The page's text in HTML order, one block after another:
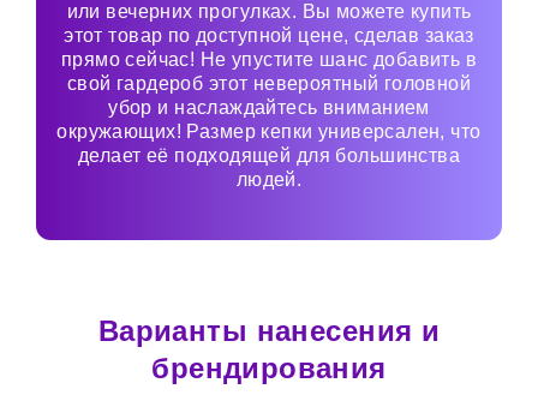
или вечерних прогулках. Вы можете купить
этот товар по доступной цене, сделав заказ
прямо сейчас! Не упустите шанс добавить в
свой гардероб этот невероятный головной
убор и наслаждайтесь вниманием
окружающих! Размер кепки универсален, что
делает её подходящей для большинства
людей.
Варианты нанесения и
брендирования